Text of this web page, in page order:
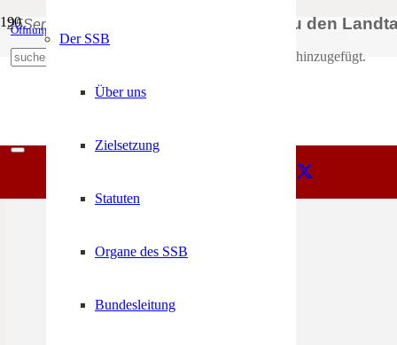
Öffnungszeiten
+39 0471 974 078 wurde deinem Warenkorb hinzugefügt.
Der SSB
Über uns
Zielsetzung
Statuten
Organe des SSB
Bundesleitung
25Sep Podiumsdiskussionzu den